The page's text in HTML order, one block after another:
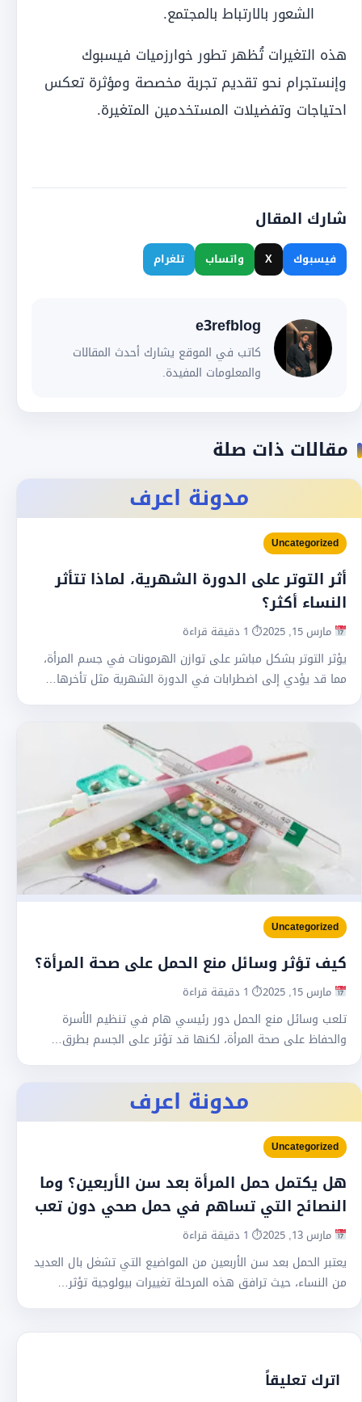
الشعور بالارتباط بالمجتمع.
هذه التغيرات تُظهر تطور خوارزميات فيسبوك
وإنستجرام نحو تقديم تجربة مخصصة ومؤثرة تعكس
احتياجات وتفضيلات المستخدمين المتغيرة.
شارك المقال
فيسبوك X واتساب تلغرام
e3refblog
كاتب في الموقع يشارك أحدث المقالات
والمعلومات المفيدة.
مقالات ذات صلة
مدونة اعرف
Uncategorized
أثر التوتر على الدورة الشهرية، لماذا تتأثر
النساء أكثر؟
مارس 15, 2025 ⏱ 1 دقيقة قراءة
يؤثر التوتر بشكل مباشر على توازن الهرمونات في جسم المرأة،
مما قد يؤدي إلى اضطرابات في الدورة الشهرية مثل تأخرها…
Uncategorized
كيف تؤثر وسائل منع الحمل على صحة المرأة؟
مارس 15, 2025 ⏱ 1 دقيقة قراءة
تلعب وسائل منع الحمل دور رئيسي هام في تنظيم الأسرة
والحفاظ على صحة المرأة، لكنها قد تؤثر على الجسم بطرق…
مدونة اعرف
Uncategorized
هل يكتمل حمل المرأة بعد سن الأربعين؟ وما
النصائح التي تساهم في حمل صحي دون تعب
مارس 13, 2025 ⏱ 1 دقيقة قراءة
يعتبر الحمل بعد سن الأربعين من المواضيع التي تشغل بال العديد
من النساء، حيث ترافق هذه المرحلة تغييرات بيولوجية تؤثر…
اترك تعليقاً